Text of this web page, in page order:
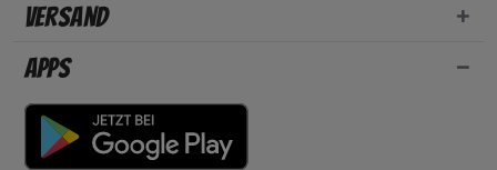
Versand
Apps